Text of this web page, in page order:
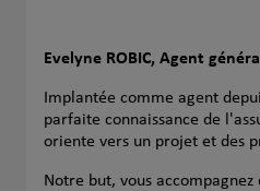
Evelyne ROBIC, Agent
Implantée comme agent
parfaite connaissance de
oriente vers un projet et des
Notre but, vous